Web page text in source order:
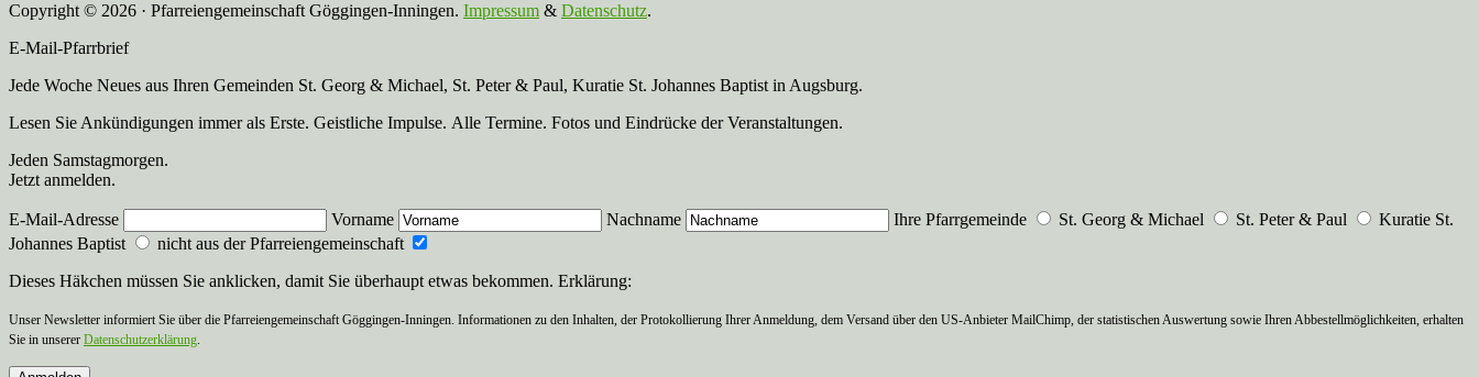
Copyright © 2026 · Pfarreiengemeinschaft Göggingen-Inningen. Impressum & Datenschutz.
E-Mail-Pfarrbrief
Jede Woche Neues aus Ihren Gemeinden St. Georg & Michael, St. Peter & Paul, Kuratie St. Johannes Baptist in Augsburg.
Lesen Sie Ankündigungen immer als Erste. Geistliche Impulse. Alle Termine. Fotos und Eindrücke der Veranstaltungen.
Jeden Samstagmorgen.
Jetzt anmelden.
E-Mail-Adresse Vorname Nachname Ihre Pfarrgemeinde St. Georg & Michael St. Peter & Paul
Kuratie St.
Johannes Baptist
nicht aus der Pfarreiengemeinschaft
Dieses Häkchen müssen Sie anklicken, damit Sie überhaupt etwas bekommen. Erklärung:
Unser Newsletter informiert Sie über die Pfarreiengemeinschaft Göggingen-Inningen. Informationen zu den Inhalten, der Protokollierung Ihrer Anmeldung, dem Versand über den US-Anbieter MailChimp, der statistischen Auswertung sowie Ihren Abbestellmöglichkeiten, erhalten
Sie in unserer Datenschutzerklärung.